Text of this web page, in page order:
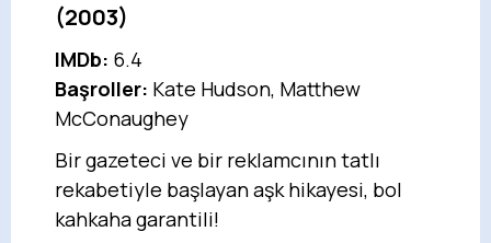
(2003)
IMDb: 6.4
Başroller: Kate Hudson, Matthew
McConaughey
Bir gazeteci ve bir reklamcının tatlı
rekabetiyle başlayan aşk hikayesi, bol
kahkaha garantili!